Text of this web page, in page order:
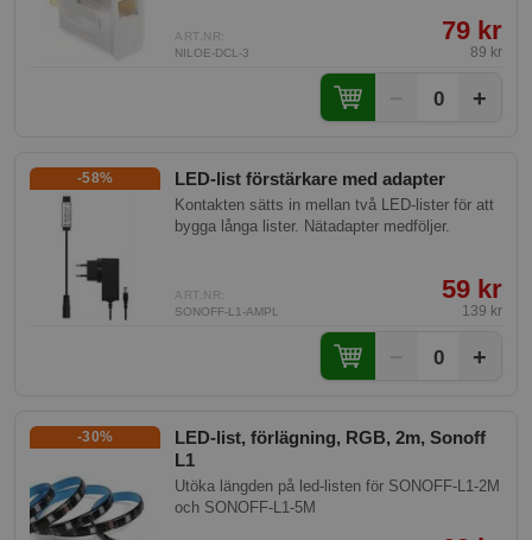
ART.NR:
NILOE-DCL-3
79 kr
89 kr
0 +
LED-list förstärkare med adapter
-58%
Kontakten sätts in mellan två LED-lister för att
bygga långa lister. Nätadapter medföljer.
ART.NR:
SONOFF-L1-AMPL
59 kr
139 kr
0 +
LED-list, förlägning, RGB, 2m, Sonoff
L1
-30%
Utöka längden på led-listen för SONOFF-L1-2M
och SONOFF-L1-5M